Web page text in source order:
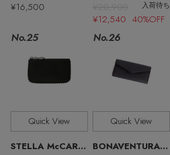
¥16,500
¥20,900
入荷待ち
¥12,540 40%OFF
No.25
Quick View
STELLA McCARTNEY/ステラ マッカートニー
No.26
Quick View
BONAVENTURA/ボナベンチュラ